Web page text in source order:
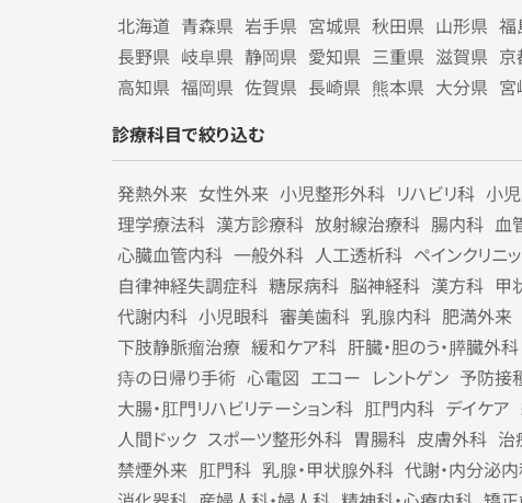
北海道 青森県 岩手県 宮城県 秋田県 山形県 福
長野県 岐阜県 静岡県 愛知県 三重県 滋賀県 京
高知県 福岡県 佐賀県 長崎県 熊本県 大分県 宮
診療科目で絞り込む
発熱外来 女性外来 小児整形外科 リハビリ科 小
理学療法科 漢方診療科 放射線治療科 腸内科 血
心臓血管内科 一般外科 人工透析科 ペインクリニ
自律神経失調症科 糖尿病科 脳神経科 漢方科 甲
代謝内科 小児眼科 審美歯科 乳腺内科 肥満外来
下肢静脈瘤治療 緩和ケア科 肝臓・胆のう・膵臓外科
痔の日帰り手術 心電図 エコー レントゲン 予防接
大腸・肛門リハビリテーション科 肛門内科 デイケア
人間ドック スポーツ整形外科 胃腸科 皮膚外科 治
禁煙外来 肛門科 乳腺・甲状腺外科 代謝・内分泌